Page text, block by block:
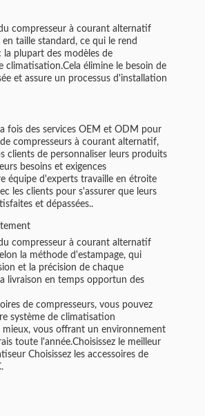
du compresseur à courant alternatif
taille standard, ce qui le rend
la plupart des modèles de
climatisation.Cela élimine le besoin de
et assure un processus d'installation
fois des services OEM et ODM pour
compresseurs à courant alternatif,
clients de personnaliser leurs produits
besoins et exigences
équipe d'experts travaille en étroite
les clients pour s'assurer que leurs
et dépassées..
du compresseur à courant alternatif
la méthode d'estampage, qui
et la précision de chaque
livraison en temps opportun des
de compresseurs, vous pouvez
système de climatisation
vous offrant un environnement
toute l'année.Choisissez le meilleur
Choisissez les accessoires de